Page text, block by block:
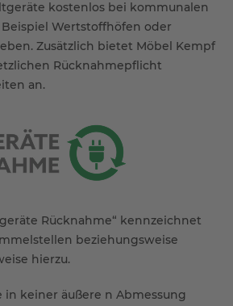
kostenlos bei kommunalen
Wertstoffhöfen oder
Zusätzlich bietet Möbel Kempf
Rücknahmepflicht
an.
Rücknahme“ kennzeichnet
beziehungsweise
hierzu.
in keiner äußere n Abmessung